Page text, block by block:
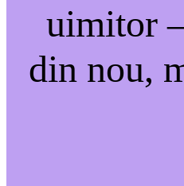
uimitor
din nou,